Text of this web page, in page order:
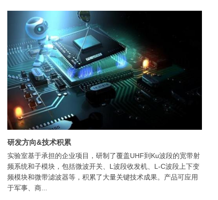
研发方向&技术积累
实验室基于承担的企业项目，研制了覆盖UHF到Ku波段的宽带射
频系统和子模块，包括微波开关、L波段收发机、L-C波段上下变
频模块和微带滤波器等，积累了大量关键技术成果。产品可应用
于军事、商...